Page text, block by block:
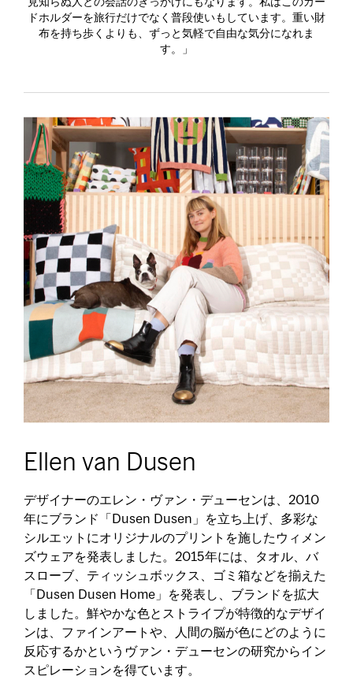
見知らぬ人との会話のきっかけにもなります。私はこのカー
ドホルダーを旅行だけでなく普段使いもしています。重い財
布を持ち歩くよりも、ずっと気軽で自由な気分になれま
す。」
Ellen van Dusen
デザイナーのエレン・ヴァン・デューセンは、2010
年にブランド「Dusen Dusen」を立ち上げ、多彩な
シルエットにオリジナルのプリントを施したウィメン
ズウェアを発表しました。2015年には、タオル、バ
スローブ、ティッシュボックス、ゴミ箱などを揃えた
「Dusen Dusen Home」を発表し、ブランドを拡大
しました。鮮やかな色とストライプが特徴的なデザイ
ンは、ファインアートや、人間の脳が色にどのように
反応するかというヴァン・デューセンの研究からイン
スピレーションを得ています。